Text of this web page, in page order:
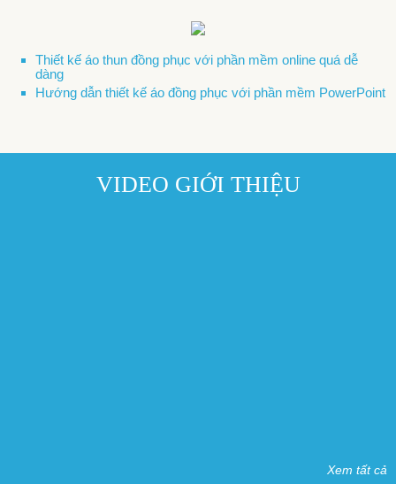
Thiết kế áo thun đồng phục với phần mềm online quá dễ
dàng
Hướng dẫn thiết kế áo đồng phục với phần mềm PowerPoint
VIDEO GIỚI THIỆU
Xem tất cả